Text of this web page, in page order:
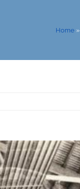
Home »